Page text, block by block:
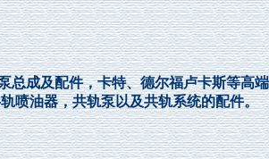
成及配件，卡特、德尔福卢卡斯等高
喷油器，共轨泵以及共轨系统的配件。